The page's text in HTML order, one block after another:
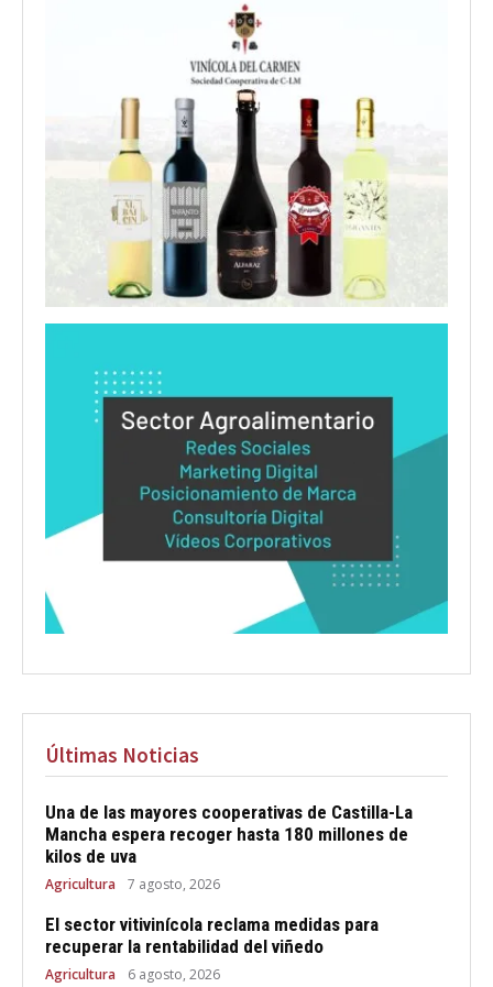
Últimas Noticias
Una de las mayores cooperativas de Castilla-La
Mancha espera recoger hasta 180 millones de
kilos de uva
Agricultura 7 agosto, 2026
El sector vitivinícola reclama medidas para
recuperar la rentabilidad del viñedo
Agricultura 6 agosto, 2026